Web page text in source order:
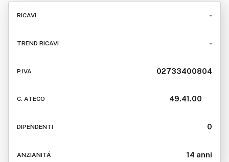
RICAVI -
TREND RICAVI -
P.IVA 02733400804
C. ATECO 49.41.00
DIPENDENTI 0
ANZIANITÁ 14 anni